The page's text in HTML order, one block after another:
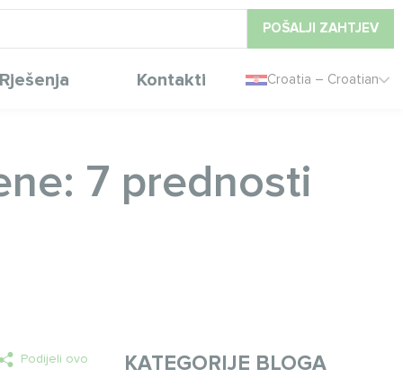
POŠALJI ZAHTJEV
Rješenja Kontakti Croatia – Croatian
7 prednosti
Podijeli ovo KATEGORIJE BLOGA